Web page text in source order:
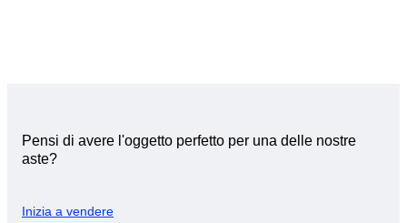
Pensi di avere l'oggetto perfetto per una delle nostre
aste?
Inizia a vendere